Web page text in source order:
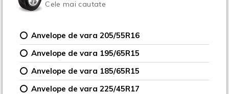
Cele mai cautate
Anvelope de vara 205/55R16
Anvelope de vara 195/65R15
Anvelope de vara 185/65R15
Anvelope de vara 225/45R17